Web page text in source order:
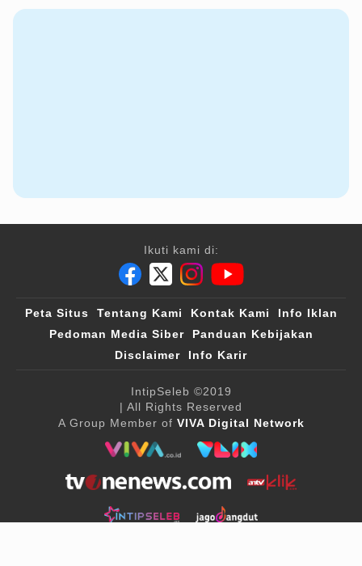
Ikuti kami di:
Peta Situs Tentang Kami Kontak Kami
Info Iklan
Pedoman Media Siber
Panduan Kebijakan
Disclaimer
Info Karir
IntipSeleb ©2019
| All Rights Reserved
A Group Member of VIVA Digital Network